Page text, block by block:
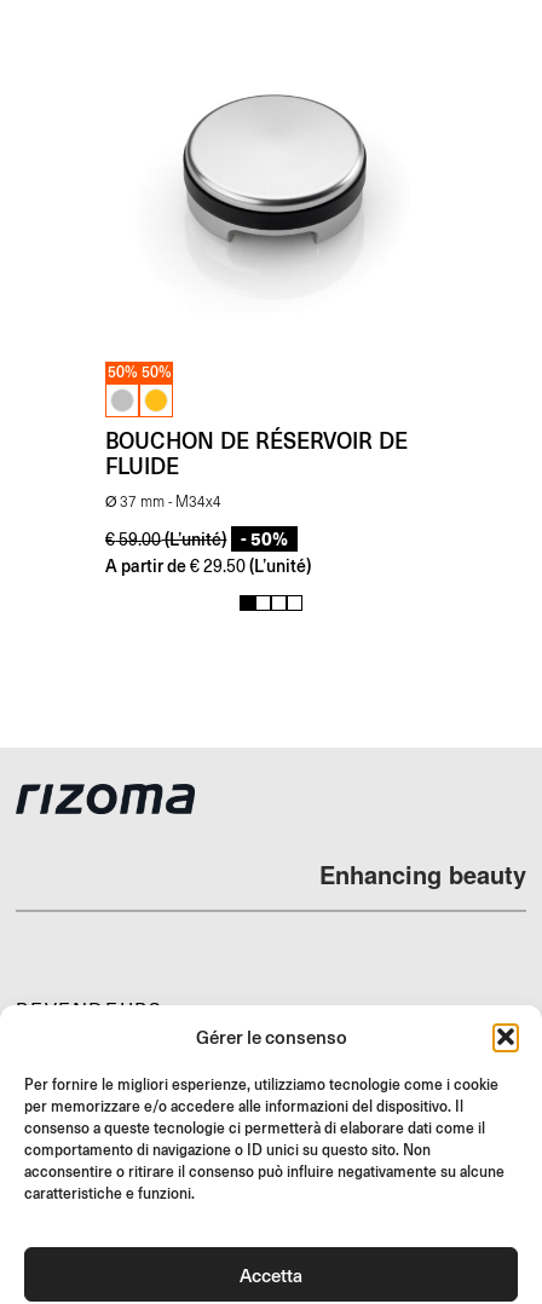
Gérer le consenso
Per fornire le migliori esperienze, utilizziamo tecnologie come i cookie
per memorizzare e/o accedere alle informazioni del dispositivo. Il
consenso a queste tecnologie ci permetterà di elaborare dati come il
comportamento di navigazione o ID unici su questo sito. Non
acconsentire o ritirare il consenso può influire negativamente su alcune
caratteristiche e funzioni.
Accetta
50% 50%
BOUCHON DE RÉSERVOIR DE
FLUIDE
Ø 37 mm - M34x4
€59.00(L’unité) - 50%
A partir de €29.50 (L’unité)
1 2 3 4
Enhancing beauty
REVENDEURS
SUPPORT ET FAQ
RETOURS
INSTRUCTIONS DE MONTAGE
GIFT CARD
OFFRES LIMITÉES
Rejoignez la communauté Rizoma et accédez à des contenus
exclusifs et des offres spéciales !